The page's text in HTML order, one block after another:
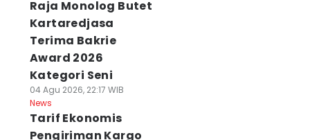
Raja Monolog Butet
Kartaredjasa
Terima Bakrie
Award 2026
Kategori Seni
04 Agu 2026, 22:17 WIB
News
Tarif Ekonomis
Pengiriman Kargo